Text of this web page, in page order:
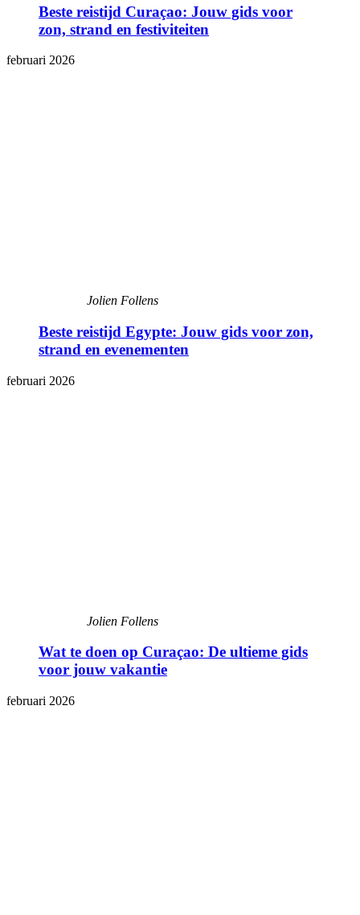
Beste reistijd Curaçao: Jouw gids voor
zon, strand en festiviteiten
februari 2026
Jolien Follens
Beste reistijd Egypte: Jouw gids voor zon,
strand en evenementen
februari 2026
Jolien Follens
Wat te doen op Curaçao: De ultieme gids
voor jouw vakantie
februari 2026